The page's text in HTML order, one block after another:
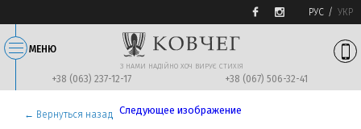
РУС УКР
МЕНЮ
З НАМИ НАДIЙНО ХОЧ ВИРУЄ СТИХIЯ
+38 (063) 237-12-17 +38 (067) 506-32-41
← Вернуться назад Следующее изображение